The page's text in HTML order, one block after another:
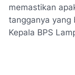
memastikan
tangganya yang
Kepala BPS